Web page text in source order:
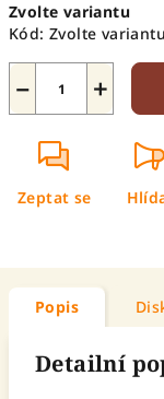
cena:
Zvolte variantu
Kód: Zvolte variantu
+
−
Zeptat se
Popis
Detailní